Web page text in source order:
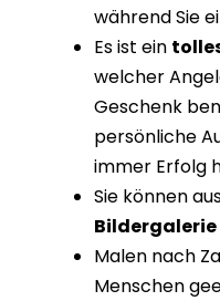
während Sie
Es ist ein
welcher
Geschenk
persönliche
immer Erfolg
Sie können
Bildergalerie
Malen nach
Menschen